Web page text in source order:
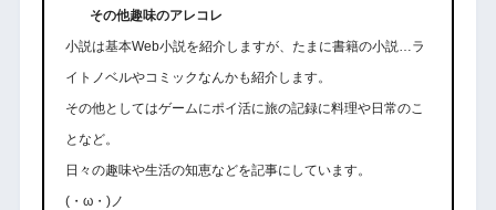
その他趣味のアレコレ
小説は基本Web小説を紹介しますが、たまに書籍の小説…ラ
イトノベルやコミックなんかも紹介します。
その他としてはゲームにポイ活に旅の記録に料理や日常のこ
となど。
日々の趣味や生活の知恵などを記事にしています。
(・ω・)ノ